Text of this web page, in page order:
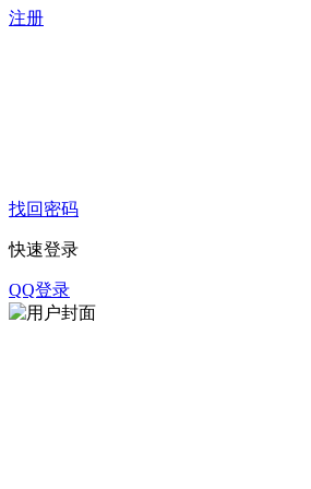
注册
找回密码
快速登录
QQ登录